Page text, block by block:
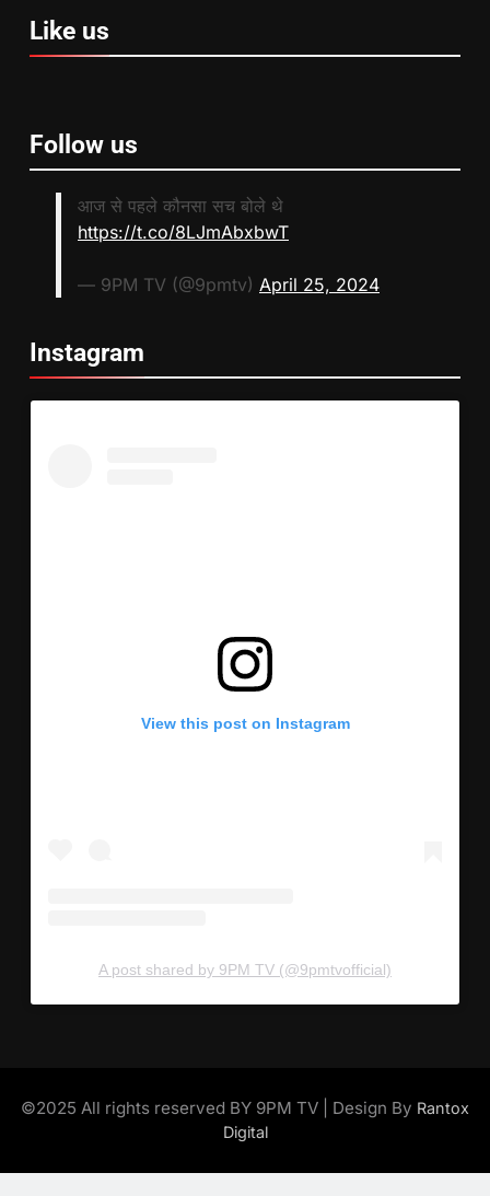
Like us
Follow us
आज से पहले कौनसा सच बोले थे
https://t.co/8LJmAbxbwT
— 9PM TV (@9pmtv) April 25, 2024
Instagram
View this post on Instagram
A post shared by 9PM TV (@9pmtvofficial)
©2025 All rights reserved BY 9PM TV | Design By Rantox
Digital